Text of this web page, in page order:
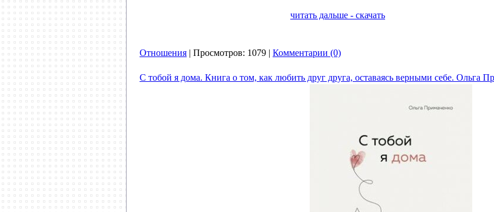
читать дальше - скачать
Отношения | Просмотров: 1079 | Комментарии (0)
С тобой я дома. Книга о том, как любить друг друга, оставаясь верными себе. Ольга